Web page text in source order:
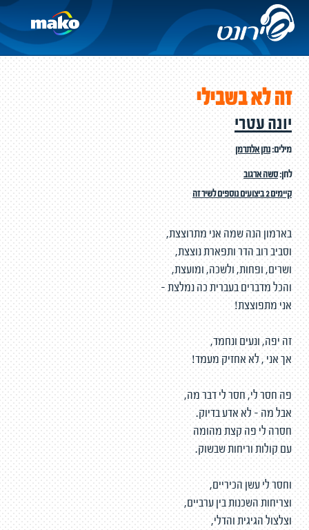
זה לא בשבילי
יונה עטרי
מילים:נתן אלתרמן
לחן:סשה ארגוב
קיימים 2 ביצועים נוספים לשיר זה
בארמון הנה שמה אני מתרוצצת,
וסביב רוב הדר ותפארת נוצצת,
ושרים, ופחות, ולשכה, ומועצת,
והכל מדברים בעברית כה נמלצת -
אני מתפוצצת!
זה יפה, ונעים ונחמד,
אך אני , לא אחזיק מעמד!
פה חסר לי, חסר לי דבר מה,
אבל מה - לא אדע בדיוק.
חסרה לי פה קצת מהומה
עם קולות וריחות שבשוק.
וחסר לי עשן הכיריים,
וצריחות השכנות בין ערביים,
וצלצול הגיגית והדלי,